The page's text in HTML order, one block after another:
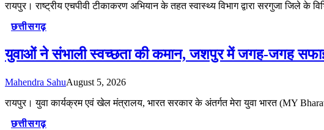
रायपुर। राष्ट्रीय एचपीवी टीकाकरण अभियान के तहत स्वास्थ्य विभाग द्वारा सरगुजा जिले के
छत्तीसगढ़
युवाओं ने संभाली स्वच्छता की कमान, जशपुर में जगह-जगह
Mahendra SahuAugust 5, 2026
रायपुर। युवा कार्यक्रम एवं खेल मंत्रालय, भारत सरकार के अंतर्गत मेरा युवा भारत (MY
छत्तीसगढ़